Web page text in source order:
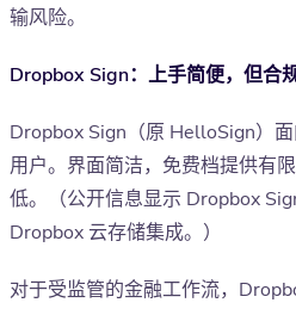
输风险。
Dropbox Sign：上手简便，但合
Dropbox Sign（原 HelloSign）
用户。界面简洁，免费档提供有
低。（公开信息显示 Dropbox
Dropbox 云存储集成。）
对于受监管的金融工作流，